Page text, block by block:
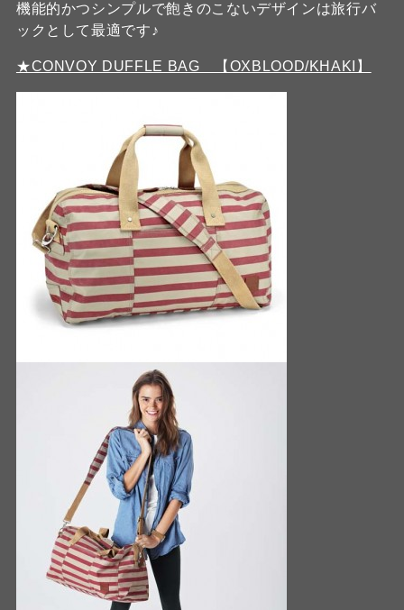
機能的かつシンプルで飽きのこないデザインは旅行バ
ックとして最適です♪
★CONVOY DUFFLE BAG 【OXBLOOD/KHAKI】